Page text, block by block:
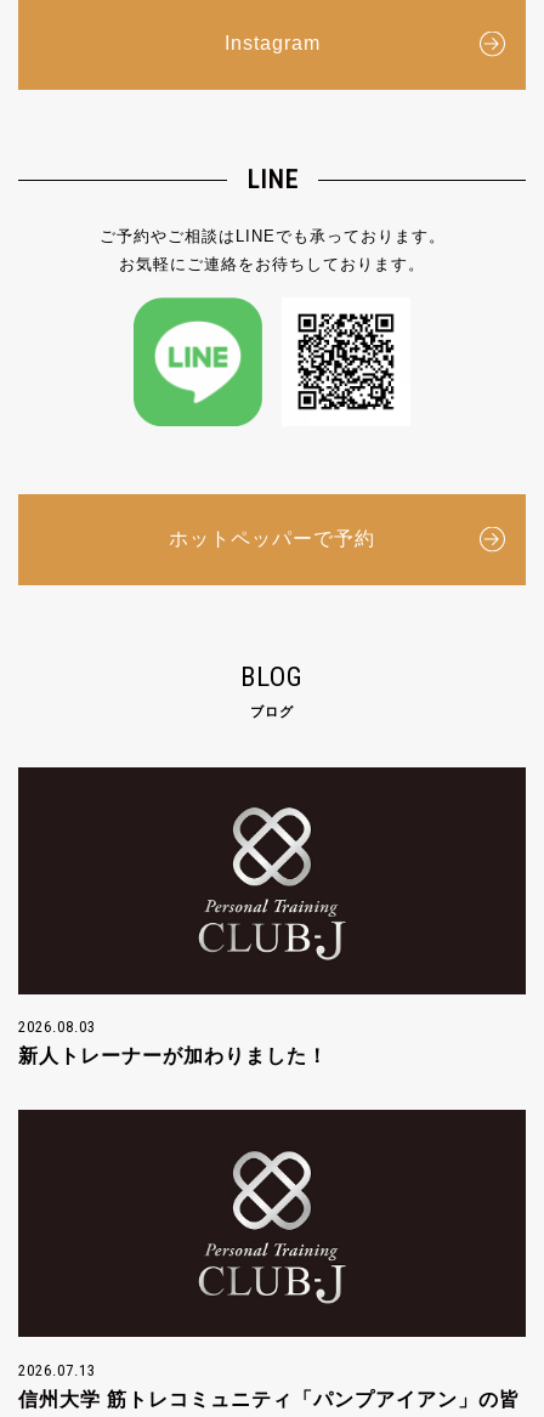
Instagram
LINE
ご予約やご相談はLINEでも承っております。
お気軽にご連絡をお待ちしております。
ホットペッパーで予約
BLOG
ブログ
2026.08.03
新人トレーナーが加わりました！
2026.07.13
信州大学 筋トレコミュニティ「パンプアイアン」の皆